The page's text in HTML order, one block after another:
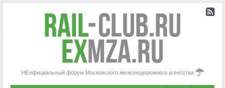
Rail-Club.RU
exMZA.RU
НЕофициальный форум Московского железнодорожного агентства